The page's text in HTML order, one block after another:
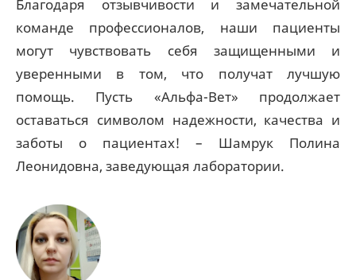
Благодаря отзывчивости и замечательной
команде профессионалов, наши пациенты
могут чувствовать себя защищенными и
уверенными в том, что получат лучшую
помощь. Пусть «Альфа-Вет» продолжает
оставаться символом надежности, качества и
заботы о пациентах! – Шамрук Полина
Леонидовна, заведующая лаборатории.